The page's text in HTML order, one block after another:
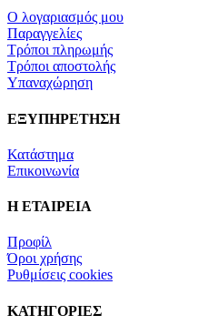
Ο λογαριασμός μου
Παραγγελίες
Τρόποι πληρωμής
Τρόποι αποστολής
Υπαναχώρηση
ΕΞΥΠΗΡΕΤΗΣΗ
Κατάστημα
Επικοινωνία
Η ΕΤΑΙΡΕΙΑ
Προφίλ
Όροι χρήσης
Ρυθμίσεις cookies
ΚΑΤΗΓΟΡΙΕΣ